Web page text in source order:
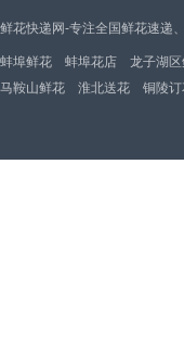
鲜花快递网-专注全国鲜花速递
蚌埠鲜花 蚌埠花店 龙子湖
马鞍山鲜花
淮北送花 铜陵